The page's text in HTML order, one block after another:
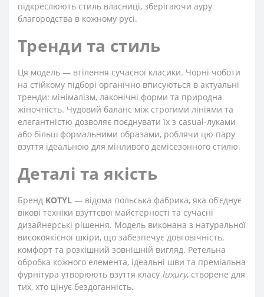
підкреслюють стиль власниці, зберігаючи ауру
благородства в кожному русі.
Тренди та стиль
Ця модель — втілення сучасної класики. Чорні чоботи
на стійкому підборі органічно вписуються в актуальні
тренди: мінімалізм, лаконічні форми та природна
жіночність. Чудовий баланс між строгими лініями та
елегантністю дозволяє поєднувати їх з casual-луками
або більш формальними образами, роблячи цю пару
взуття ідеальною для мінливого демісезонного стилю.
Деталі та якість
Бренд KOTYL — відома польська фабрика, яка об'єднує
вікові техніки взуттєвої майстерності та сучасні
дизайнерські рішення. Модель виконана з натуральної
високоякісної шкіри, що забезпечує довговічність,
комфорт та розкішний зовнішній вигляд. Ретельна
обробка кожного елемента, ідеальні шви та преміальна
фурнітура утворюють взуття класу luxury, створене для
тих, хто цінує бездоганність.